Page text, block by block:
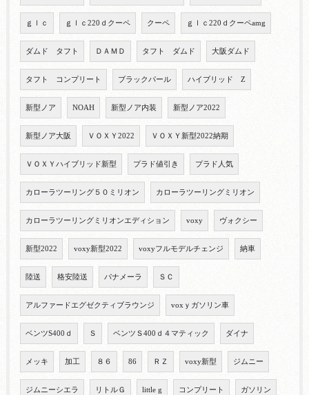
ｇｌｃ ｇｌｃ220ｄクーペ クーペ ｇｌｃ220ｄクーペamg
ダムド タフト ＤＡＭＤ タフト ダムド 大阪ダムド
タフト コンプリート ブラックパール ハイブリッド Z
新型ノア NOAH 新型ノア内装 新型ノア2022
新型ノア大阪 ＶＯＸＹ2022 ＶＯＸＹ新型2022納期
ＶＯＸＹハイブリッド新型 プラド値引き プラド人気
カローラツーリング５０ミリオン カローラツーリングミリオン
カローラツーリングミリオンエディション voxy ヴォクシー
新型2022 voxy新型2022 voxyフルモデルチェンジ 納車
陸送 格安陸送 パナメーラ ＳＣ
アルファードエグゼクティブラウンジ voxｙガソリン車
ベンツS400ｄ Ｓ ベンツＳ400ｄ４マティック ダイナ
メッキ 加工 ８６ 86 ＲＺ voxy新型 ジムニー
ジムニーシエラ リトルＧ little g コンプリート ガソリン